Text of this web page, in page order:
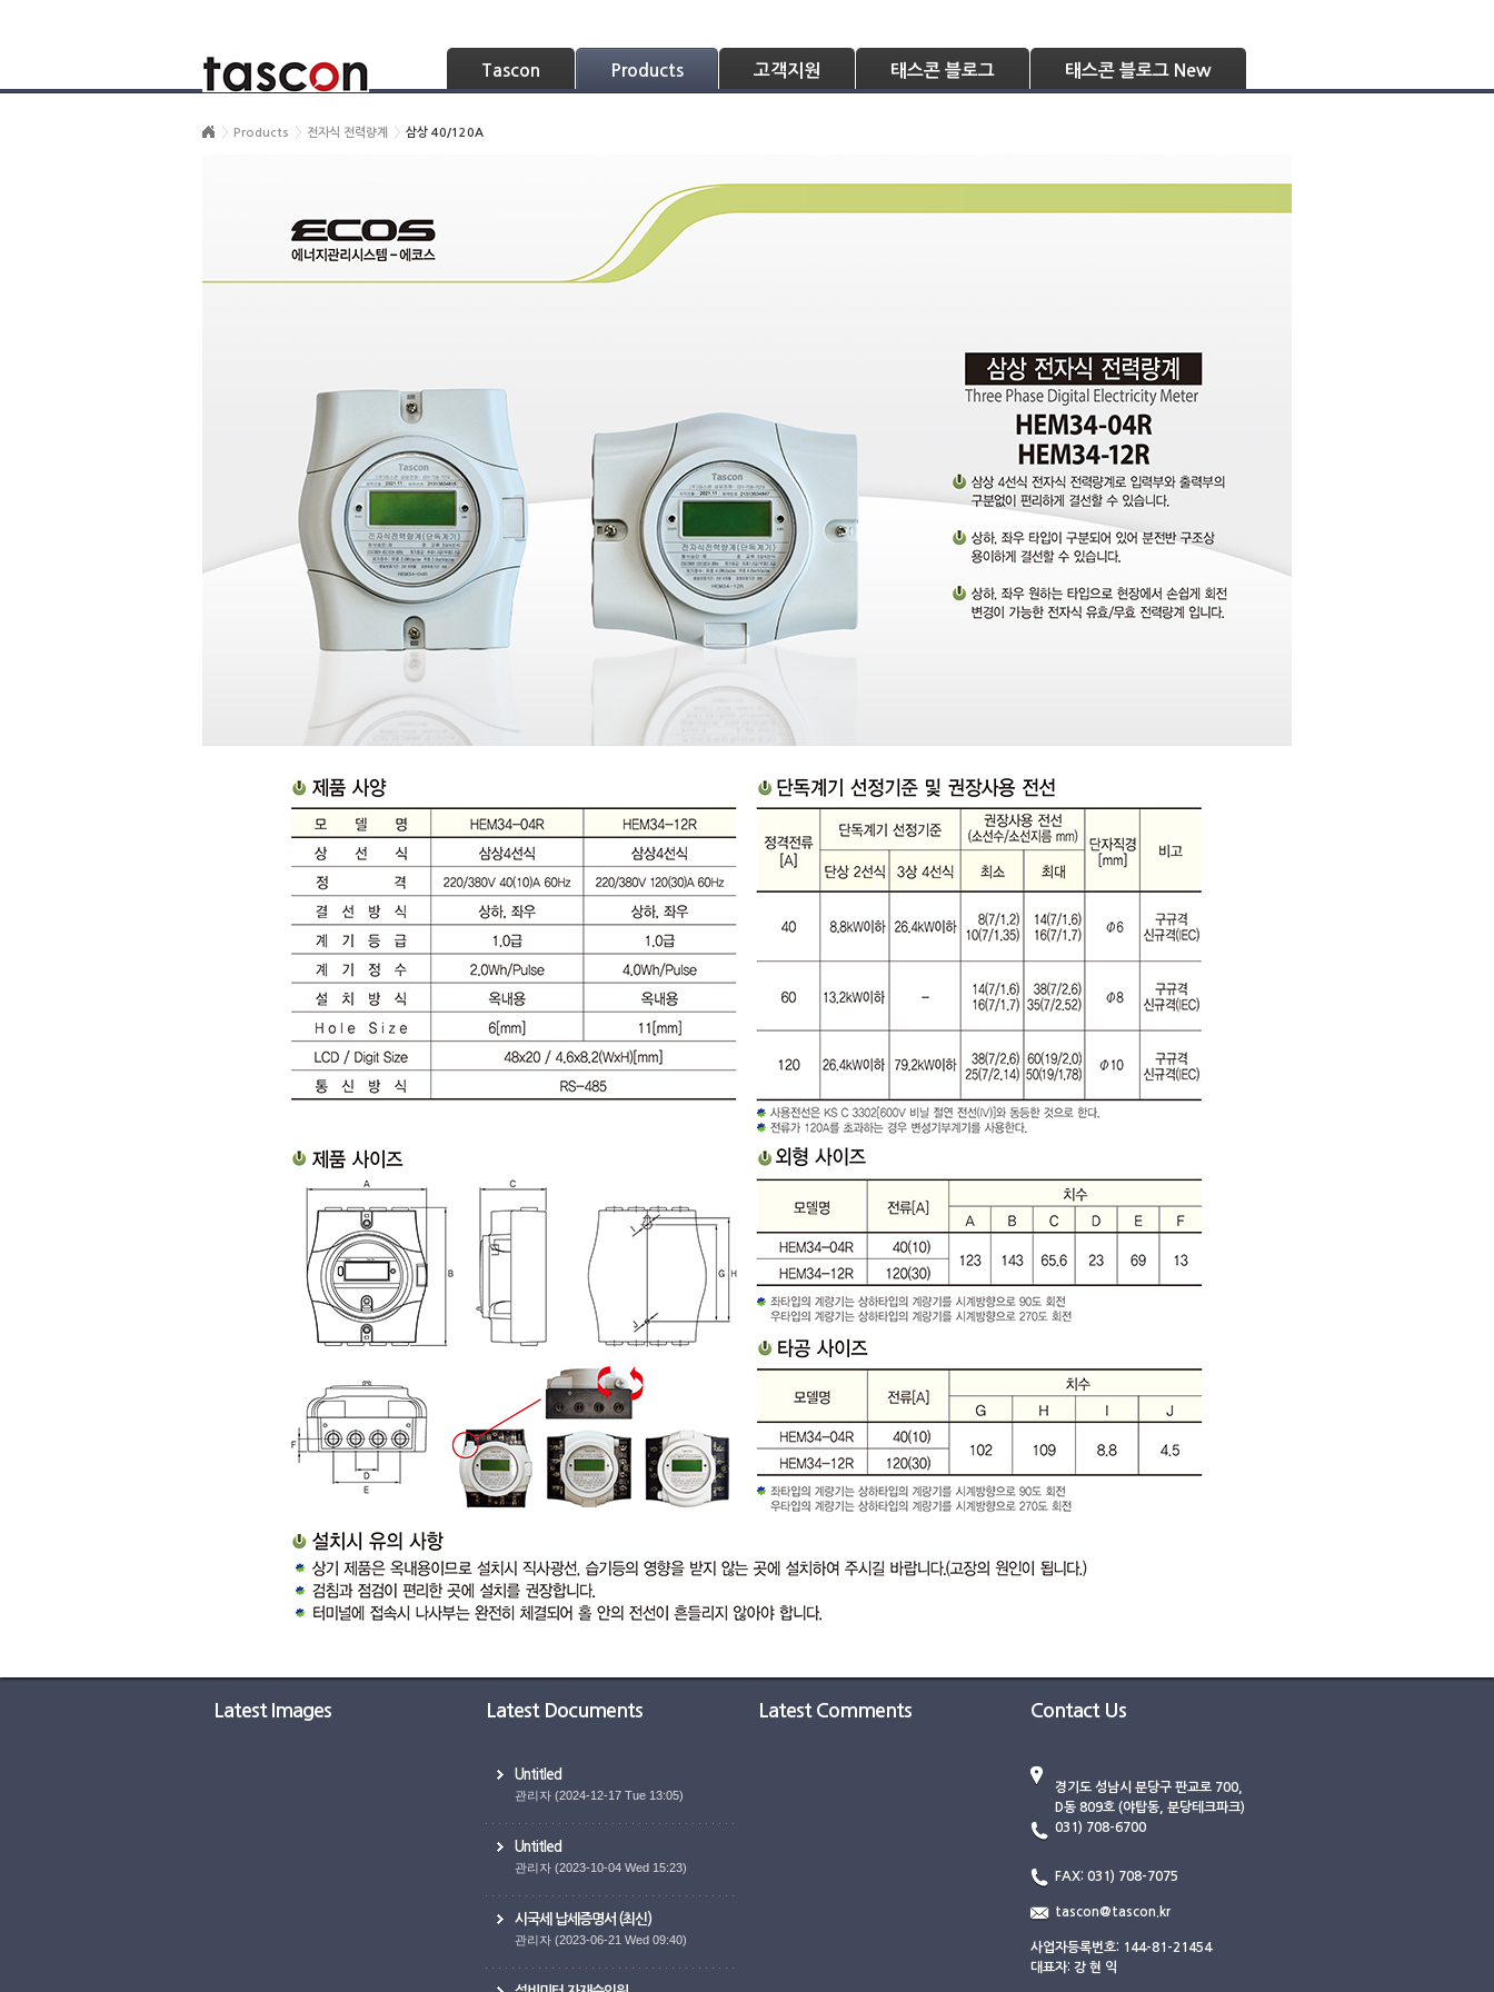
Tascon Products 고객지원 태스콘 블로그 태스콘 블로그 New
Products 전자식 전력량계 삼상 40/120A
Latest Images Latest Documents
Untitled
관리자 (2024-12-17 Tue 13:05)
Untitled
관리자 (2023-10-04 Wed 15:23)
시국세 납세증명서 (최신)
관리자 (2023-06-21 Wed 09:40)
Latest Comments Contact Us
경기도 성남시 분당구 판교로 700,
D동 809호 (야탑동, 분당테크파크)
031) 708-6700
FAX: 031) 708-7075
tascon@tascon.kr
사업자등록번호: 144-81-21454
대표자: 강 현 익